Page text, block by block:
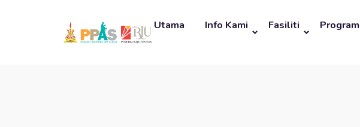
Utama Info Kami Fasiliti Program